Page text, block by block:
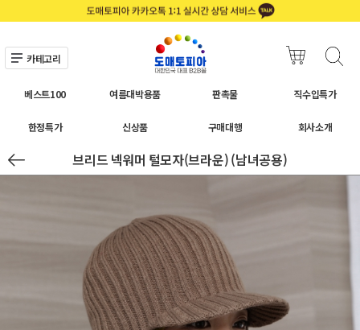
카테고리
베스트100 여름대박용품 판촉물 직수입특가
한정특가 신상품 구매대행 회사소개
브리드 넥워머 털모자(브라운) (남녀공용)